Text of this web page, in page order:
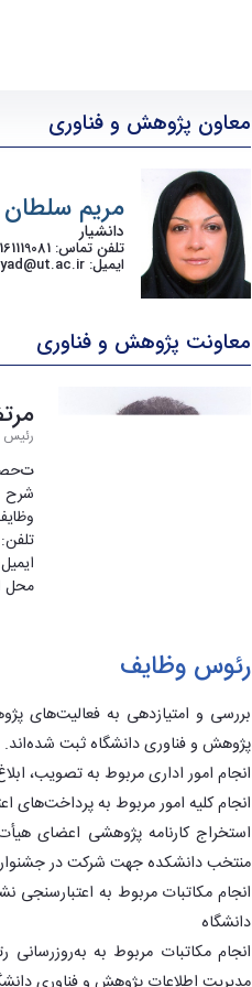
معاون پژوهش و فناوری
مریم سلطان
دانشیار
تلفن تماس: 02161119081
ایمیل: msbeyad@ut.ac.ir
معاونت پژوهش و فناوری
رئیس
ت
شرح
تلفن:
محل
رئوس وظایف
بررسی و امتیازدهی به فعالیت‌­های
پژوهش و فناوری دانشگاه ثبت شده‌اند.
انجام امور اداری مربوط به تصویب،
انجام کلیه امور مربوط به پرداخت­‌های
استخراج کارنامه پژوهشی اعضای
منتخب دانشکده جهت شرکت در
انجام مکاتبات مربوط به
دانشگاه
انجام مکاتبات مربوط به